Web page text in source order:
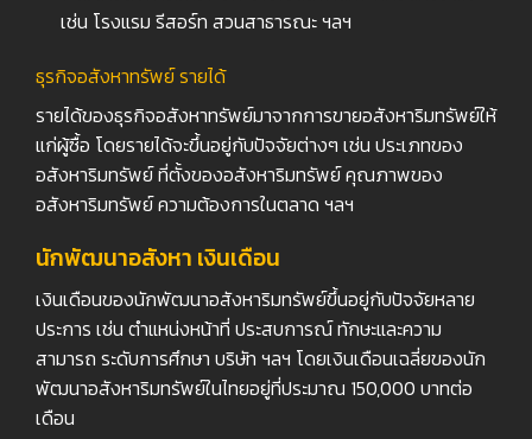
เช่น โรงแรม รีสอร์ท สวนสาธารณะ ฯลฯ
ธุรกิจอสังหาทรัพย์ รายได้
รายได้ของธุรกิจอสังหาทรัพย์มาจากการขายอสังหาริมทรัพย์ให้
แก่ผู้ซื้อ โดยรายได้จะขึ้นอยู่กับปัจจัยต่างๆ เช่น ประเภทของ
อสังหาริมทรัพย์ ที่ตั้งของอสังหาริมทรัพย์ คุณภาพของ
อสังหาริมทรัพย์ ความต้องการในตลาด ฯลฯ
นักพัฒนาอสังหา เงินเดือน
เงินเดือนของนักพัฒนาอสังหาริมทรัพย์ขึ้นอยู่กับปัจจัยหลาย
ประการ เช่น ตำแหน่งหน้าที่ ประสบการณ์ ทักษะและความ
สามารถ ระดับการศึกษา บริษัท ฯลฯ โดยเงินเดือนเฉลี่ยของนัก
พัฒนาอสังหาริมทรัพย์ในไทยอยู่ที่ประมาณ 150,000 บาทต่อ
เดือน